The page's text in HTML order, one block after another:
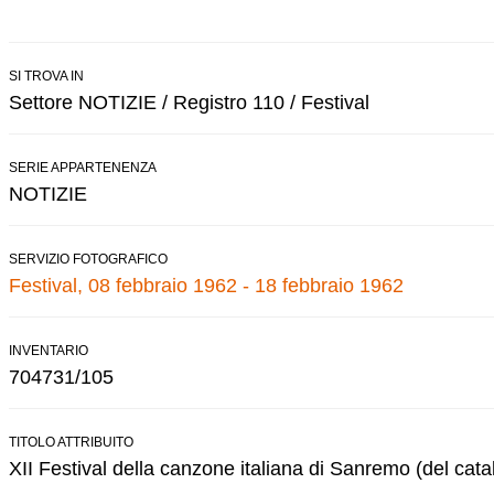
SI TROVA IN
Settore NOTIZIE / Registro 110 / Festival
SERIE APPARTENENZA
NOTIZIE
SERVIZIO FOTOGRAFICO
Festival, 08 febbraio 1962 - 18 febbraio 1962
INVENTARIO
704731/105
TITOLO ATTRIBUITO
XII Festival della canzone italiana di Sanremo (del